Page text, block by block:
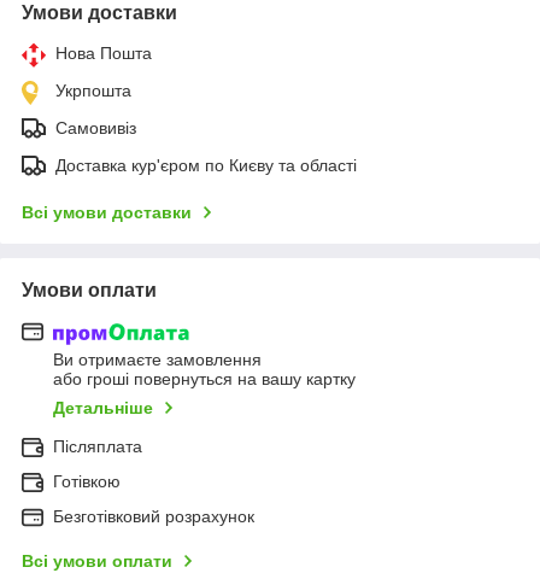
Умови доставки
Нова Пошта
Укрпошта
Самовивіз
Доставка кур'єром по Києву та області
Всі умови доставки
Умови оплати
Ви отримаєте замовлення
або гроші повернуться на вашу картку
Детальніше
Післяплата
Готівкою
Безготівковий розрахунок
Всі умови оплати